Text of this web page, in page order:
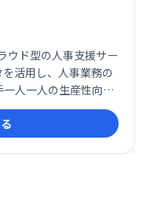
ウド型の人事支援サー
活用し、人事業務の
人一人の生産性向上